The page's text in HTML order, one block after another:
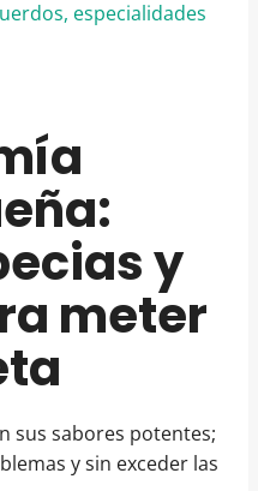
especialidades
y
meter
sus sabores potentes;
y sin exceder las